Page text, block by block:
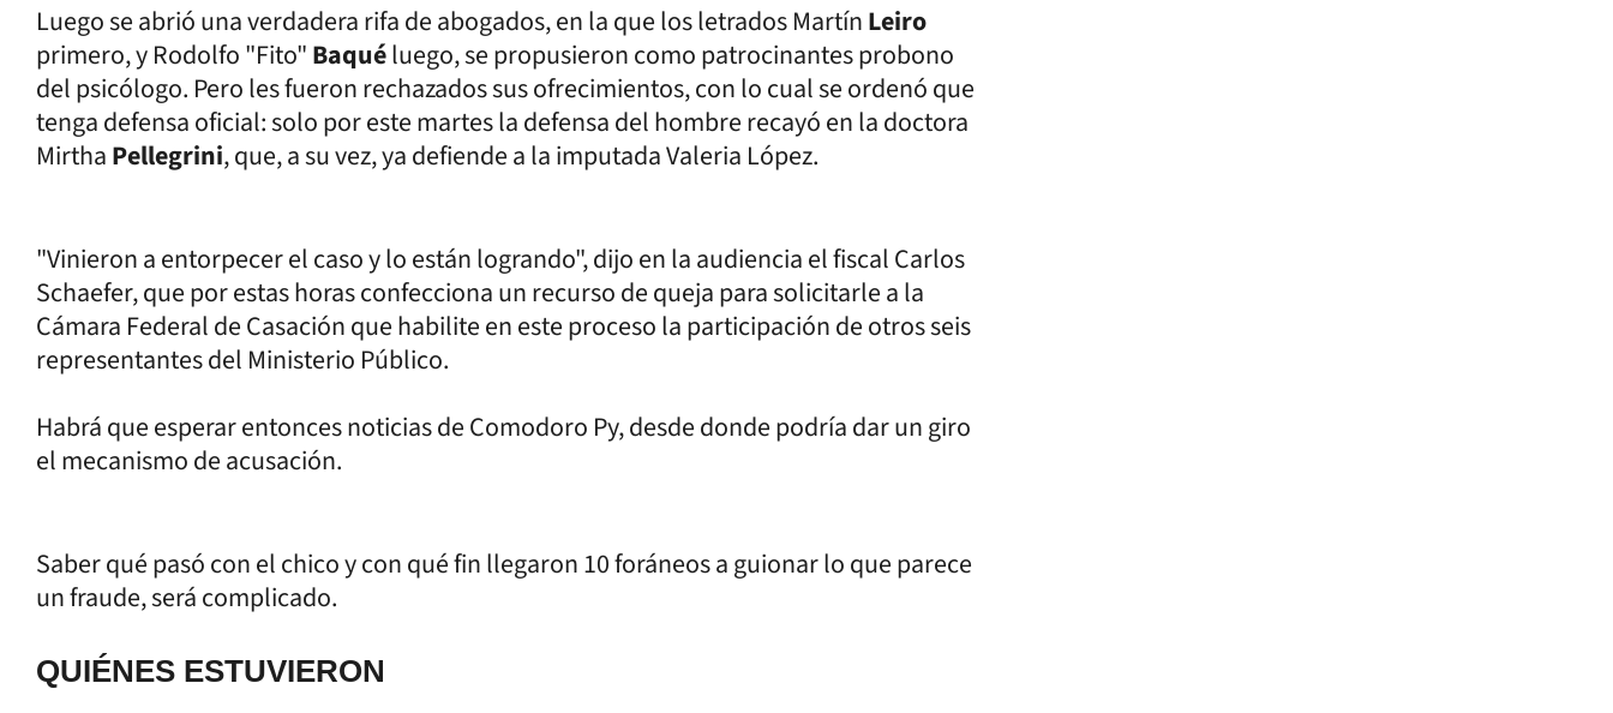
Luego se abrió una verdadera rifa de abogados, en la que los letrados MartínLeiro
primero, y Rodolfo "Fito"Baquéluego, se propusieron como patrocinantes probono
del psicólogo. Pero les fueron rechazados sus ofrecimientos, con lo cual se ordenó que
tenga defensa oficial: solo por este martes la defensa del hombre recayó en la doctora
MirthaPellegrini, que, a su vez, ya defiende a la imputada Valeria López.
"Vinieron a entorpecer el caso y lo están logrando", dijo en la audiencia el fiscal Carlos
Schaefer, que por estas horas confecciona un recurso de queja para solicitarle a la
Cámara Federal de Casación que habilite en este proceso la participación de otros seis
representantes del Ministerio Público.
Habrá que esperar entonces noticias de Comodoro Py, desde donde podría dar un giro
el mecanismo de acusación.
Saber qué pasó con el chico y con qué fin llegaron 10 foráneos a guionar lo que parece
un fraude, será complicado.
QUIÉNES ESTUVIERON